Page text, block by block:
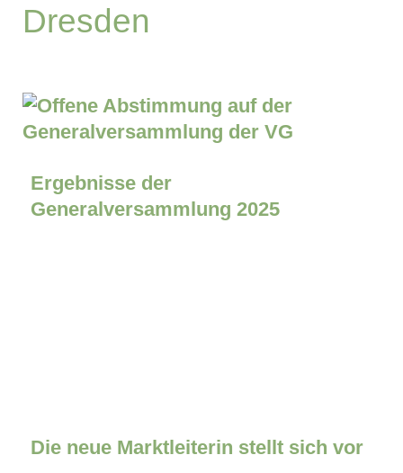
Dresden
Ergebnisse der
Generalversammlung 2025
Die neue Marktleiterin stellt sich vor